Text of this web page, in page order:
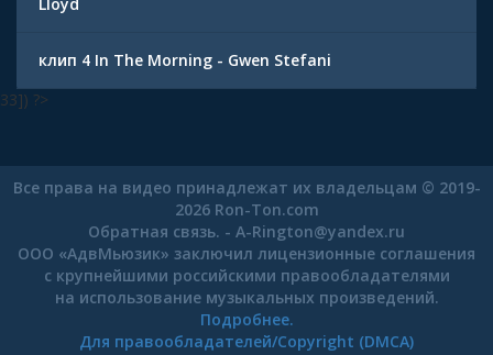
клип 4 In The Morning - Gwen Stefani
33]) ?>
Все права на видео принадлежат их владельцам © 2019-
2026 Ron-Ton.com
Обратная связь. - A-Rington@yandex.ru
ООО «АдвМьюзик» заключил лицензионные соглашения
с крупнейшими российскими правообладателями
на использование музыкальных произведений.
Подробнее.
Для правообладателей/Copyright (DMCA)